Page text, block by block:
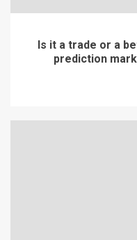
Is it a trade or a
prediction